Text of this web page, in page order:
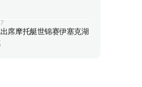
席摩托艇世锦赛伊塞克湖